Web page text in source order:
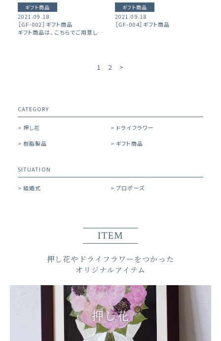
CATEGORY
> 押し花
> ドライフラワー
> 樹脂製品
> ギフト商品
SITUATION
> 結婚式 > プロポーズ
ギフト商品
2021.09.18
［GF-002］ギフト商品
ギフト商品は、こちらでご用意した花材で制作致します。 ※お客様のお花で制作がご希望でしたら、 花材やレイアウトをお伺いしてお見積りさせていただきます。 ※ご要望等がございましたらお気軽にお問い合わせくださいませ。
ギフト商品
2021.09.18
［GF-004］ギフト商品
1 2 >
ITEM
押し花やドライフラワーをつかった
オリジナルアイテム
押し花